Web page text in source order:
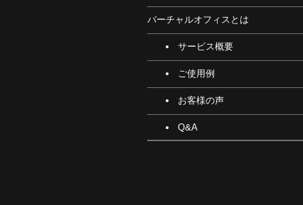
バーチャルオフィスとは
サービス概要
ご使用例
お客様の声
Q&A